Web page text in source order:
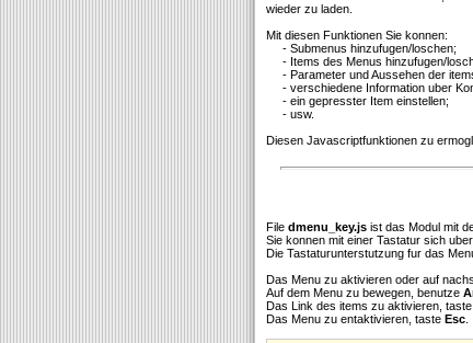
wieder zu laden.
Mit diesen Funktionen Sie konnen:
- Submenus hinzufugen/loschen;
- Items des Menus hinzufugen/
- Parameter und Aussehen der
- verschiedene Information uber
- ein gepresster Item einstellen;
- usw.
Diesen Javascriptfunktionen zu
File dmenu_key.js ist das Modul mit
Sie konnen mit einer Tastatur sich
Die Tastaturunterstutzung fur das
Das Menu zu aktivieren oder auf
Auf dem Menu zu bewegen, benutze
Das Link des items zu aktivieren, taste
Das Menu zu entaktivieren, taste Esc